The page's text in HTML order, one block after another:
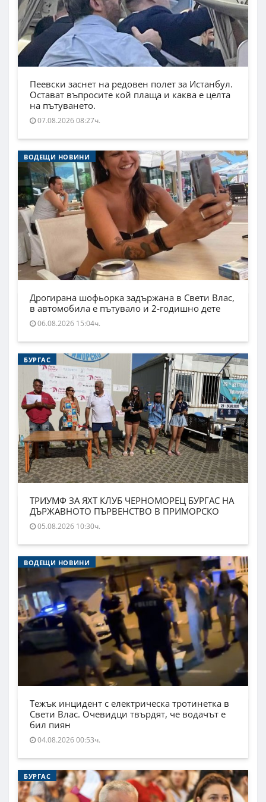
Пеевски заснет на редовен полет за Истанбул.
Остават въпросите кой плаща и каква е целта
на пътуването.
07.08.2026 08:27ч.
ВОДЕЩИ НОВИНИ
Дрогирана шофьорка задържана в Свети Влас,
в автомобила е пътувало и 2-годишно дете
06.08.2026 15:04ч.
БУРГАС
ТРИУМФ ЗА ЯХТ КЛУБ ЧЕРНОМОРЕЦ БУРГАС НА
ДЪРЖАВНОТО ПЪРВЕНСТВО В ПРИМОРСКО
05.08.2026 10:30ч.
ВОДЕЩИ НОВИНИ
Тежък инцидент с електрическа тротинетка в
Свети Влас. Очевидци твърдят, че водачът е
бил пиян
04.08.2026 00:53ч.
БУРГАС